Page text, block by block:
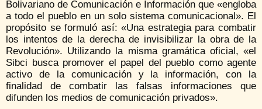
Bolivariano de Comunicación e Información que «engloba
a todo el pueblo en un solo sistema comunicacional». El
propósito se formuló así: «Una estrategia para combatir
los intentos de la derecha de invisibilizar la obra de la
Revolución». Utilizando la misma gramática oficial, «el
Sibci busca promover el papel del pueblo como agente
activo de la comunicación y la información, con la
finalidad de combatir las falsas informaciones que
difunden los medios de comunicación privados».